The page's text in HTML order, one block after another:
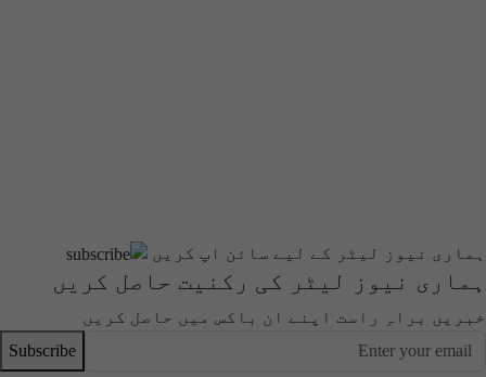
ہماری نیوز لیٹر کے لیے سائن اپ کریں
ہماری نیوز لیٹر کی رکنیت حاصل کریں
خبریں براہِ راست اپنے ان باکس میں حاصل کریں
Subscribe